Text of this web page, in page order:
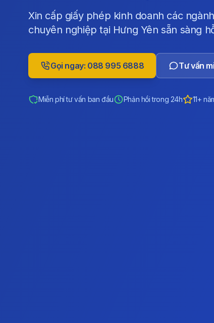
Xin cấp giấy phép kinh doanh các
chuyên nghiệp tại Hưng Yên sẵn sàng
Gọi ngay: 088 995 6888 Tư vấn
Miễn phí tư vấn ban đầu Phản hồi trong 24h 11+